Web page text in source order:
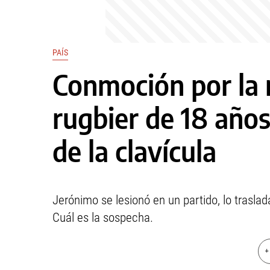
PAÍS
Conmoción por
rugbier de 18
de la clavícula
Jerónimo se lesionó en un partido, lo
Cuál es la sospecha.